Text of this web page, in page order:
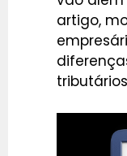
artigo,